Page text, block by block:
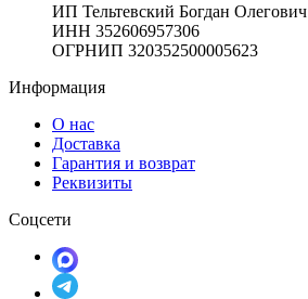
ИП Тельтевский Богдан Олегович
ИНН 352606957306
ОГРНИП 320352500005623
Информация
О нас
Доставка
Гарантия и возврат
Реквизиты
Соцсети